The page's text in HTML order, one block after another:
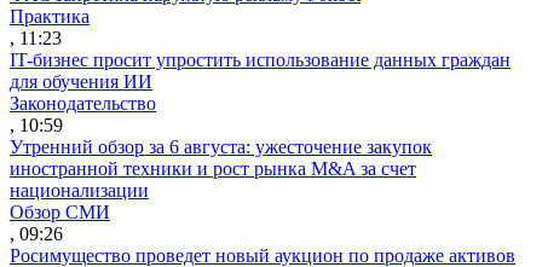
Практика
, 11:23
IT-бизнес просит упростить использование данных граждан
для обучения ИИ
Законодательство
, 10:59
Утренний обзор за 6 августа: ужесточение закупок
иностранной техники и рост рынка M&A за счет
национализации
Обзор СМИ
, 09:26
Росимущество проведет новый аукцион по продаже активов